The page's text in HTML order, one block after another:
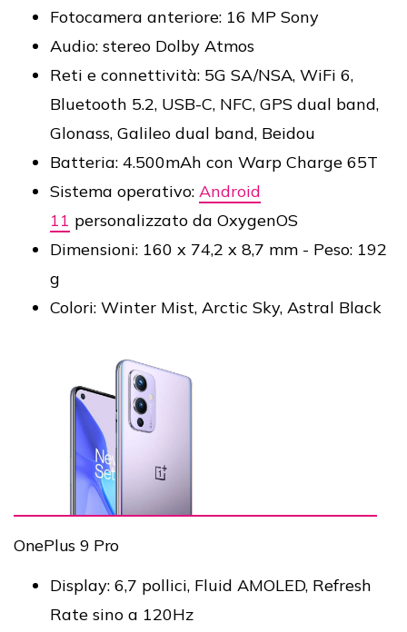
Fotocamera anteriore: 16 MP Sony
Audio: stereo Dolby Atmos
Reti e connettività: 5G SA/NSA, WiFi 6,
Bluetooth 5.2, USB-C, NFC, GPS dual band,
Glonass, Galileo dual band, Beidou
Batteria: 4.500mAh con Warp Charge 65T
Sistema operativo: Android
11 personalizzato da OxygenOS
Dimensioni: 160 x 74,2 x 8,7 mm - Peso: 192
g
Colori: Winter Mist, Arctic Sky, Astral Black
OnePlus 9 Pro
Display: 6,7 pollici, Fluid AMOLED, Refresh
Rate sino a 120Hz